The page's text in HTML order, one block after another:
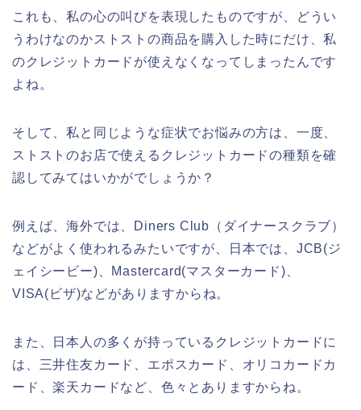
これも、私の心の叫びを表現したものですが、どうい
うわけなのかストストの商品を購入した時にだけ、私
のクレジットカードが使えなくなってしまったんです
よね。
そして、私と同じような症状でお悩みの方は、一度、
ストストのお店で使えるクレジットカードの種類を確
認してみてはいかがでしょうか？
例えば、海外では、Diners Club（ダイナースクラブ）
などがよく使われるみたいですが、日本では、JCB(ジ
ェイシービー)、Mastercard(マスターカード)、
VISA(ビザ)などがありますからね。
また、日本人の多くが持っているクレジットカードに
は、三井住友カード、エポスカード、オリコカードカ
ード、楽天カードなど、色々とありますからね。